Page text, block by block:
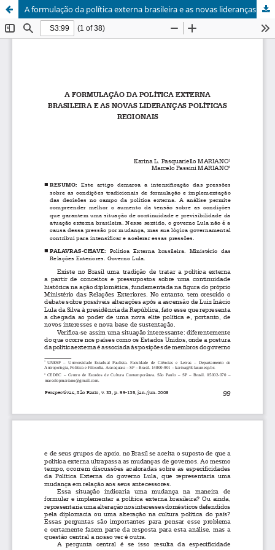
A formulação da política externa brasileira e as novas lideranças políticas regionais